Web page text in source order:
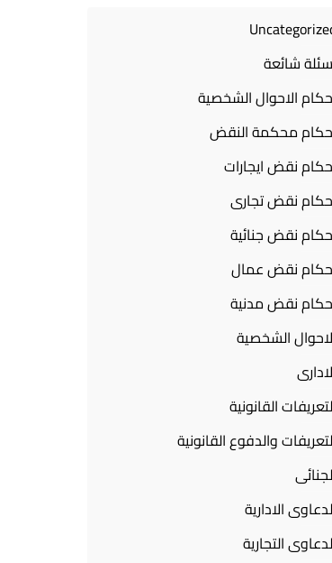
شائعة
الاحوال الشخصية
محكمة النقض
نقض ايجارات
نقض تجارى
نقض جنائية
نقض عمال
نقض مدنية
الشخصية
القانونية
والدفوع القانونية
الادارية
التجارية